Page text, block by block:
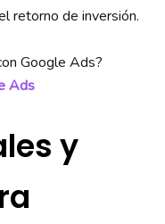
retorno de inversión.
Google Ads?
Ads
y